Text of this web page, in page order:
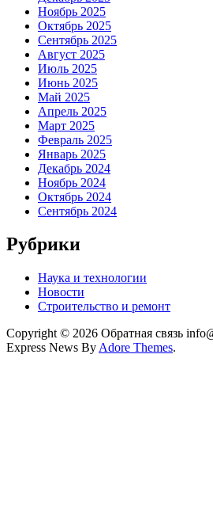
Ноябрь 2025
Октябрь 2025
Сентябрь 2025
Август 2025
Июль 2025
Июнь 2025
Май 2025
Апрель 2025
Март 2025
Февраль 2025
Январь 2025
Декабрь 2024
Ноябрь 2024
Октябрь 2024
Сентябрь 2024
Рубрики
Наука и технологии
Новости
Строительство и ремонт
Copyright © 2026 Обратная связь
Express News By Adore Themes.